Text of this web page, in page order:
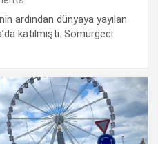
ardından dünyaya yayılan
katılmıştı. Sömürgeci